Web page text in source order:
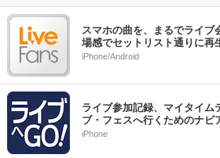
スマホの曲を、まるでライブ
場感でセットリスト通りに再
iPhone/Android
ライブ参加記録、マイタイム
ブ・フェスへ行くためのナビ
iPhone